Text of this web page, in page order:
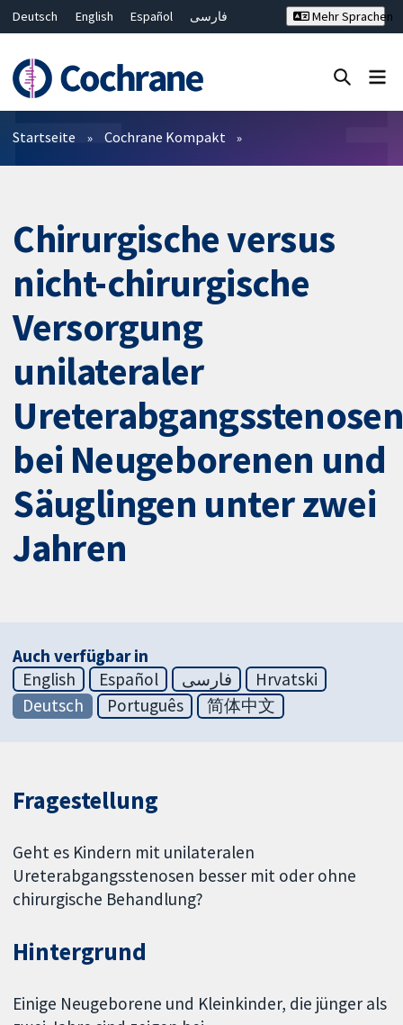
Deutsch English Español
فارسی
Bahasa Malaysia
ไทย
繁體中文
简体中文
Mehr Sprachen
Filter
Startseite Cochrane Kompakt
Chirurgische versus
nicht-chirurgische
Versorgung
unilateraler
bei Neugeborenen und
Säuglingen unter zwei
Jahren
Auch verfügbar in
English
Español فارسی
Hrvatski
Deutsch
Português 简体中文
Fragestellung
Geht es Kindern mit unilateralen
Ureterabgangsstenosen besser mit oder ohne
chirurgische Behandlung?
Hintergrund
Einige Neugeborene und Kleinkinder, die jünger als